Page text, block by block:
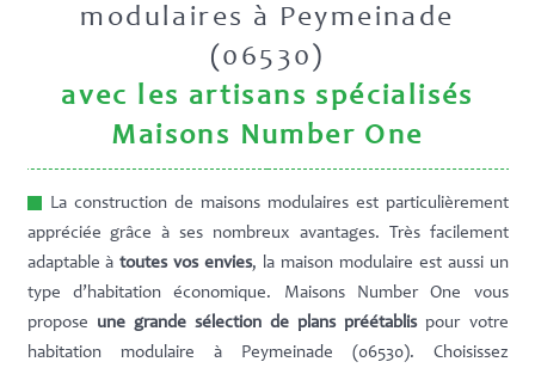
modulaires à Peymeinade
(06530)
avec les artisans spécialisés
Maisons Number One
La construction de maisons modulaires est particulièrement
appréciée grâce à ses nombreux avantages. Très facilement
adaptable àtoutes vos envies, la maison modulaire est aussi un
type d’habitation économique. Maisons Number One vous
propose une grande sélection de plans préétablispour votre
habitation modulaire à Peymeinade (06530). Choisissez